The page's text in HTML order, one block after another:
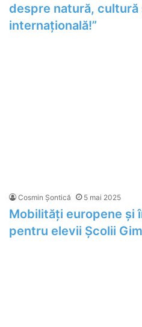
despre natură,
internațională!”
Cosmin Șontică 5 mai 2025
Mobilități europene și
pentru elevii Școlii